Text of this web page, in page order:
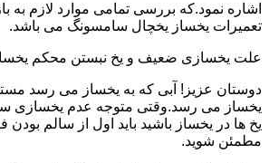
اشاره نمود.که بررسی تمامی موارد لازم به
تعمیرات یخساز یخچال سامسونگ می باشد.
علت یخسازی ضعیف و یخ نبستن محکم
دوستان عزیز! آبی که به یخساز می رسد
یخساز می رسد.وقتی متوجه عدم یخسازی
یخ ها در یخساز باشید باید اول از سالم بودن
مطمئن شوید.